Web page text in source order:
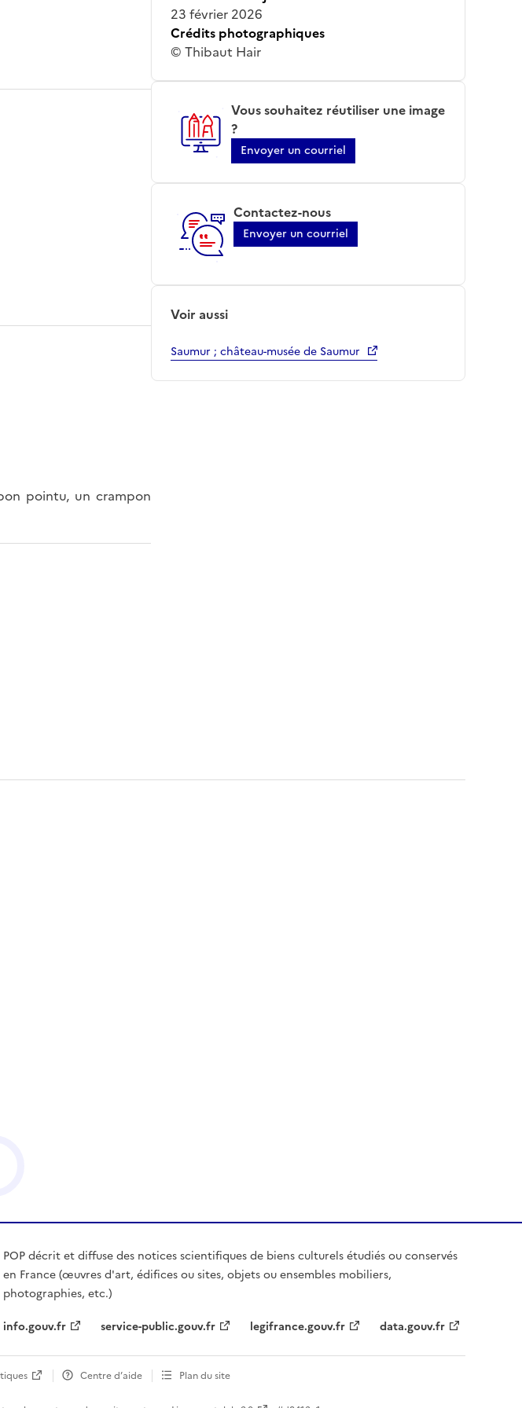
pointu, un crampon
23 février 2026
Crédits photographiques
© Thibaut Hair
Vous souhaitez réutiliser une image
?
Envoyer un courriel
Contactez-nous
Envoyer un courriel
Voir aussi
Saumur ; château-musée de Saumur
POP décrit et diffuse des notices scientifiques de biens culturels étudiés ou conservés
en France (œuvres d'art, édifices ou sites, objets ou ensembles mobiliers,
photographies, etc.)
info.gouv.fr
service-public.gouv.fr legifrance.gouv.fr data.gouv.fr
Centre d’aide Plan du site